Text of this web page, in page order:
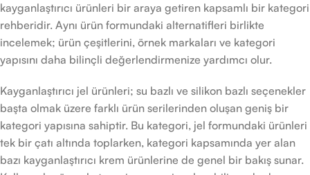
kayganlaştırıcı ürünleri bir araya getiren kapsamlı bir kategori
rehberidir. Aynı ürün formundaki alternatifleri birlikte
incelemek; ürün çeşitlerini, örnek markaları ve kategori
yapısını daha bilinçli değerlendirmenize yardımcı olur.
Kayganlaştırıcı jel ürünleri; su bazlı ve silikon bazlı seçenekler
başta olmak üzere farklı ürün serilerinden oluşan geniş bir
kategori yapısına sahiptir. Bu kategori, jel formundaki ürünleri
tek bir çatı altında toplarken, kategori kapsamında yer alan
bazı kayganlaştırıcı krem ürünlerine de genel bir bakış sunar.